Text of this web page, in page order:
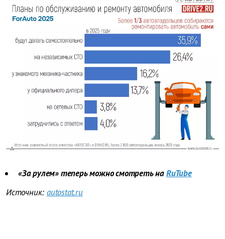
«За рулем» теперь можно смотреть наRuTube
Источник: autostat.ru